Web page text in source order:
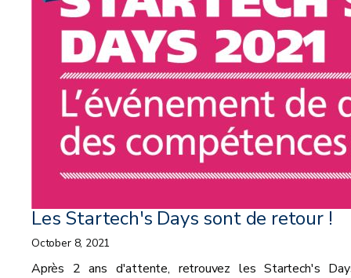
Les Startech's Days sont de retour !
October 8, 2021
Après 2 ans d'attente, retrouvez les Startech's